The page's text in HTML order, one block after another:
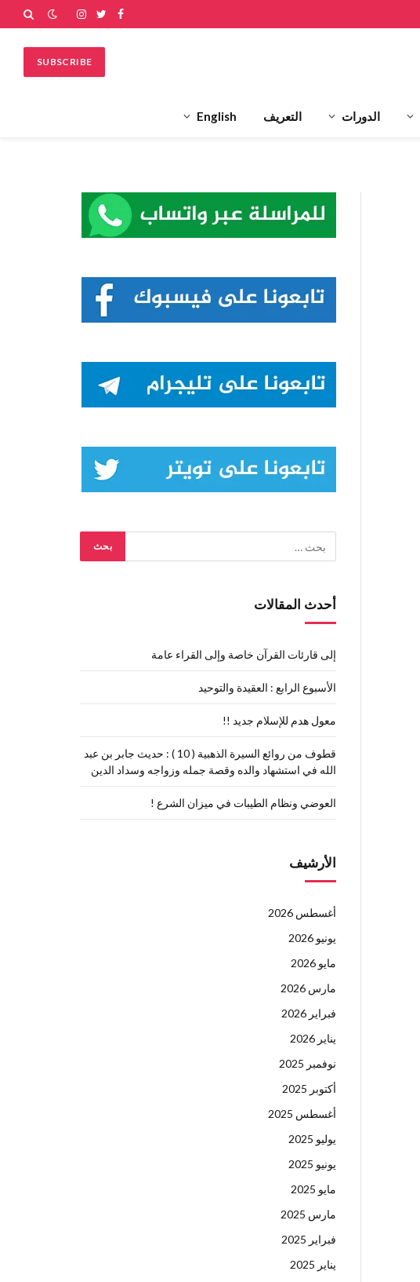
فيسبوك
تويترالانستغرام
SUBSCRIBE
الدورات التعريف English
أحدث المقالات
إلى قارئات القرآن خاصة وإلى القراء عامة
الأسبوع الرابع : العقيدة والتوحيد
معول هدم للإسلام جديد !!
قطوف من روائع السيرة الذهبية ( 10 ) : حديث جابر بن عبد
الله في استشهاد والده وقصة جمله وزواجه وسداد الدين
العوضي ونظام الطيبات في ميزان الشرع !
الأرشيف
أغسطس 2026
يونيو 2026
مايو 2026
مارس 2026
فبراير 2026
يناير 2026
نوفمبر 2025
أكتوبر 2025
أغسطس 2025
يوليو 2025
يونيو 2025
مايو 2025
مارس 2025
فبراير 2025
يناير 2025